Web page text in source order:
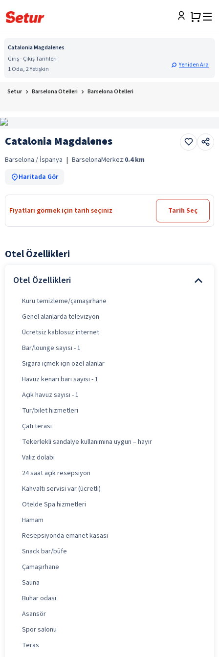
Catalonia Magdalenes
Giriş - Çıkış Tarihleri
1 Oda, 2 Yetişkin
Yeniden Ara
Setur Barselona Otelleri Barselona Otelleri
Catalonia Magdalenes
Barselona / İspanya | BarselonaMerkez:0.4 km
Haritada Gör
Fiyatları görmek için tarih seçiniz Tarih Seç
Otel Özellikleri
Otel Özellikleri
Kuru temizleme/çamaşırhane
Genel alanlarda televizyon
Ücretsiz kablosuz internet
Bar/lounge sayısı - 1
Sigara içmek için özel alanlar
Havuz kenarı barı sayısı - 1
Açık havuz sayısı - 1
Tur/bilet hizmetleri
Çatı terası
Tekerlekli sandalye kullanımına uygun – hayır
Valiz dolabı
24 saat açık resepsiyon
Kahvaltı servisi var (ücretli)
Otelde Spa hizmetleri
Hamam
Resepsiyonda emanet kasası
Snack bar/büfe
Çamaşırhane
Sauna
Buhar odası
Asansör
Spor salonu
Teras